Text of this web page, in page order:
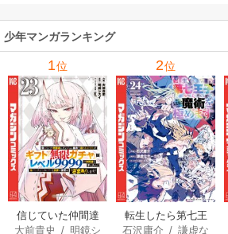
少年マンガランキング
1位
信じていた仲間達
にダンジョン奥地
大前貴史 / 明鏡シ
2位
転生したら第七王
子だったので、気
石沢庸介 /謙虚な